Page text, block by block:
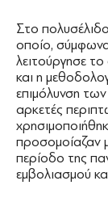
Στο
οποίο,
λειτούργησε
και η
επιμόλυνση
αρκετές
προσομοίαζαν
περίοδο της
εμβολιασμού